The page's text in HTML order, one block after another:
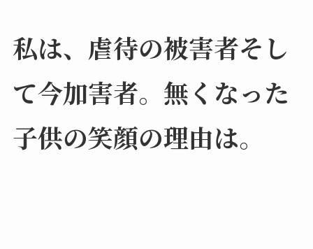
私は、虐待の被害者そし
て今加害者。無くなった
子供の笑顔の理由は。